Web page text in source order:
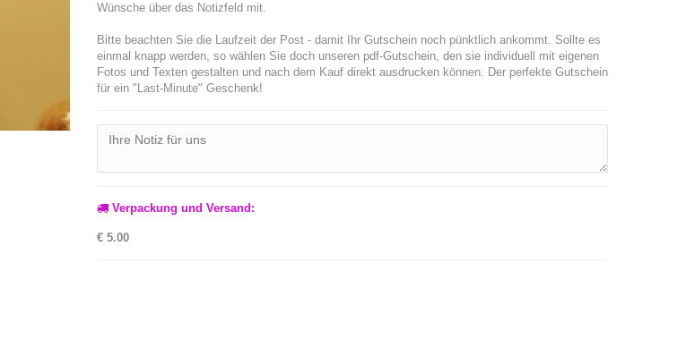
Wünsche über das Notizfeld mit.
Bitte beachten Sie die Laufzeit der Post - damit Ihr Gutschein noch pünktlich ankommt. Sollte es
einmal knapp werden, so wählen Sie doch unseren pdf-Gutschein, den sie individuell mit eigenen
Fotos und Texten gestalten und nach dem Kauf direkt ausdrucken können. Der perfekte Gutschein
für ein "Last-Minute" Geschenk!
Verpackung und Versand:
€ 5.00